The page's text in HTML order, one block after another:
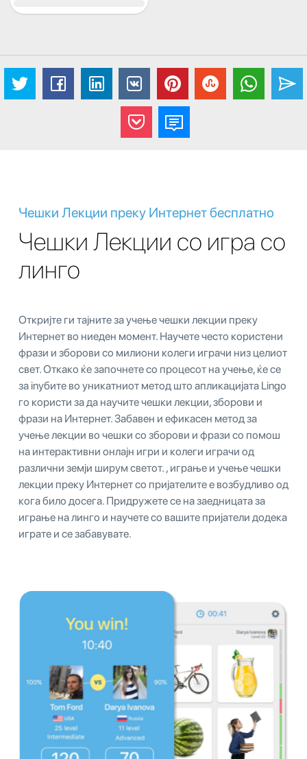
Чешки Лекции преку Интернет бесплатно
Чешки Лекции со игра со
линго
Откријте ги тајните за учење чешки лекции преку
Интернет во ниеден момент. Научете често користени
фрази и зборови со милиони колеги играчи низ целиот
свет. Откако ќе започнете со процесот на учење, ќе се
за inубите во уникатниот метод што апликацијата Lingo
го користи за да научите чешки лекции, зборови и
фрази на Интернет. Забавен и ефикасен метод за
учење лекции во чешки со зборови и фрази со помош
на интерактивни онлајн игри и колеги играчи од
различни земји ширум светот. , играње и учење чешки
лекции преку Интернет со пријателите е возбудливо од
кога било досега. Придружете се на заедницата за
играње на линго и научете со вашите пријатели додека
играте и се забавувате.